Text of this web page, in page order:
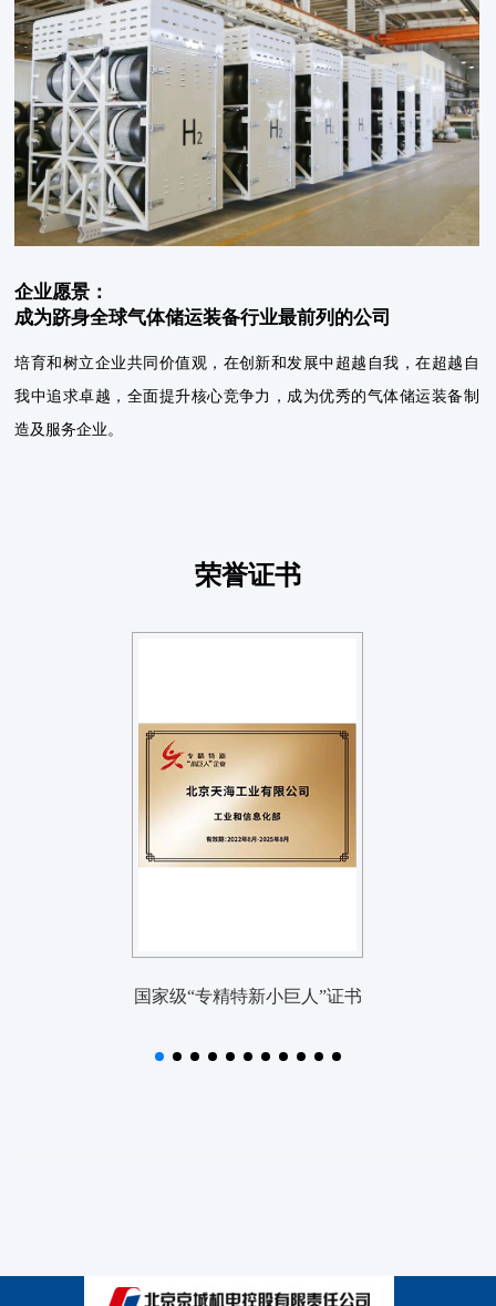
企业愿景：
成为跻身全球气体储运装备行业最前列的公司
培育和树立企业共同价值观，在创新和发展中超越自我，在超越自
我中追求卓越，全面提升核心竞争力，成为优秀的气体储运装备制
造及服务企业。
荣誉证书
国家级“专精特新小巨人”证书